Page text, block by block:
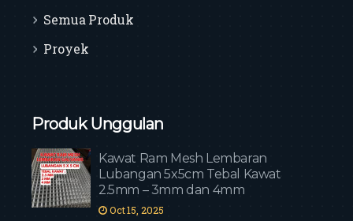
Semua Produk
Proyek
Produk Unggulan
Kawat Ram Mesh Lembaran
Lubangan 5x5cm Tebal Kawat
2.5mm – 3mm dan 4mm
Oct 15, 2025